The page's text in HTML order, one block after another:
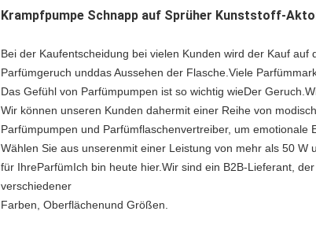
Krampfpumpe Schnapp auf Sprüher Kunststoff-
Bei der Kaufentscheidung bei vielen Kunden wird der Kauf auf
Parfümgeruch unddas Aussehen der Flasche.Viele
Das Gefühl von Parfümpumpen ist so wichtig wieDer Geruch.
Wir können unseren Kunden dahermit einer Reihe von
Parfümpumpen und Parfümflaschenvertreiber, um emotionale
Wählen Sie aus unserenmit einer Leistung von mehr als 50 W
für IhreParfümIch bin heute hier.Wir sind ein B2B-Lieferant,
verschiedener
Farben, Oberflächenund Größen.